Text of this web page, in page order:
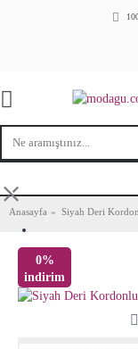
⤬
Anasayfa Siyah Deri
0%
indirim